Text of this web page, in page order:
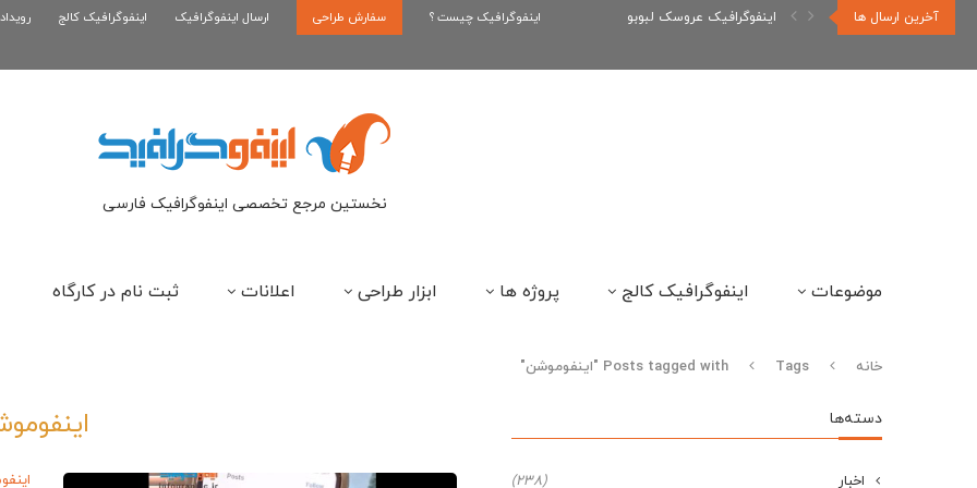
آخرین ارسال ها اینفوگرافیک رپر های فارسی نسل... اینفوگرافیک بازی کلش رویال اینفوگرافیک چیست ؟ سفارش طراحی ارسال اینفوگرافیک اینفوگرافیک کالج
نخستین مرجع تخصصی اینفوگرافیک فارسی
موضوعات اینفوگرافیک کالج پروژه ها ابزار طراحی اعلانات ثبت نام در کارگاه
خانه Tags Posts tagged with "اینفوموشن"
دسته‌ها
اخبار (238)